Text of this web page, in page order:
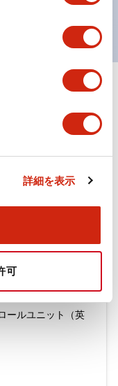
詳細を表示
可
ルユニット（日本
ルユニット（英